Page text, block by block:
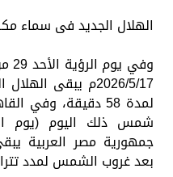
الهلال الجديد فى سماء مكة
2026/5/17م يبقى
شمس ذلك اليوم (يوم
جمهورية مصر العربية
بعد غروب الشمس لمدد تتراوح بين